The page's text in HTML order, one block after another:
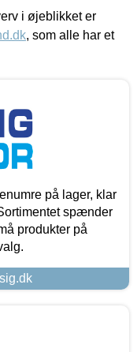
i øjeblikket er
, som alle har et
på lager, klar
spænder
produkter på